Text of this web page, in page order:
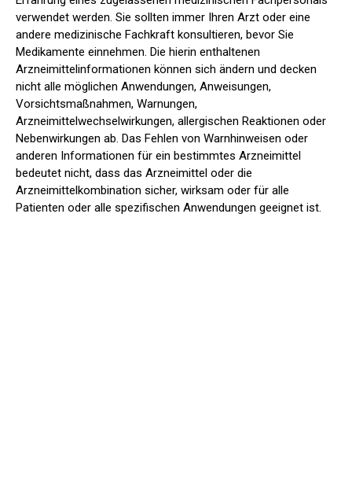
verwendet werden. Sie sollten immer Ihren Arzt oder eine
andere medizinische Fachkraft konsultieren, bevor Sie
Medikamente einnehmen. Die hierin enthaltenen
Arzneimittelinformationen können sich ändern und decken
nicht alle möglichen Anwendungen, Anweisungen,
Vorsichtsmaßnahmen, Warnungen,
Arzneimittelwechselwirkungen, allergischen Reaktionen oder
Nebenwirkungen ab. Das Fehlen von Warnhinweisen oder
anderen Informationen für ein bestimmtes Arzneimittel
bedeutet nicht, dass das Arzneimittel oder die
Arzneimittelkombination sicher, wirksam oder für alle
Patienten oder alle spezifischen Anwendungen geeignet ist.